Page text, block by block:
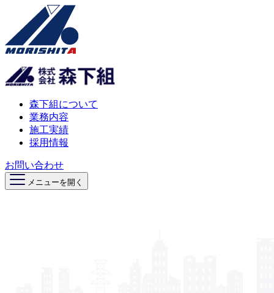
森下組について
業務内容
施工実績
採用情報
お問い合わせ
メニューを開く